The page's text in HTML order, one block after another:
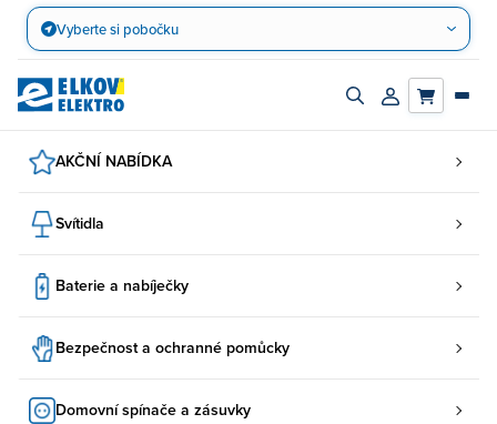
Přejít
obsah
Vyberte si pobočku
Zapnout/vypnout
Přihlásit/
AKČNÍ NABÍDKA
Svítidla
Baterie a nabíječky
Bezpečnost a ochranné pomůcky
Domovní spínače a zásuvky